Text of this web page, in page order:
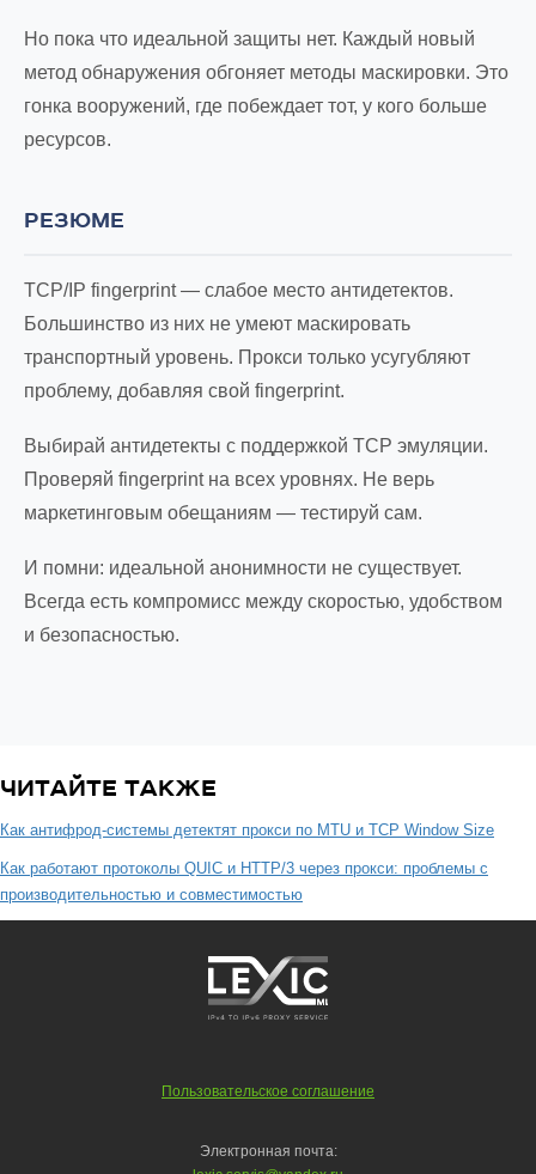
Но пока что идеальной защиты нет. Каждый новый
метод обнаружения обгоняет методы маскировки. Это
гонка вооружений, где побеждает тот, у кого больше
ресурсов.
РЕЗЮМЕ
TCP/IP fingerprint — слабое место антидетектов.
Большинство из них не умеют маскировать
транспортный уровень. Прокси только усугубляют
проблему, добавляя свой fingerprint.
Выбирай антидетекты с поддержкой TCP эмуляции.
Проверяй fingerprint на всех уровнях. Не верь
маркетинговым обещаниям — тестируй сам.
И помни: идеальной анонимности не существует.
Всегда есть компромисс между скоростью, удобством
и безопасностью.
ЧИТАЙТЕ ТАКЖЕ
Как антифрод-системы детектят прокси по MTU и TCP Window Size
Как работают протоколы QUIC и HTTP/3 через прокси: проблемы с
производительностью и совместимостью
Пользовательское соглашение
Электронная почта: